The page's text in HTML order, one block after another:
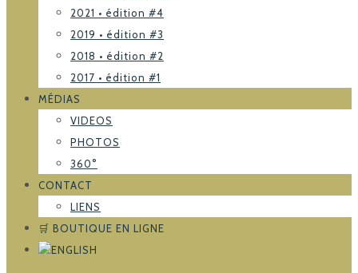
2021 • édition #4
2019 • édition #3
2018 • édition #2
2017 • édition #1
MÉDIAS
VIDEOS
PHOTOS
360°
CONTACT
LIENS
🛒 BOUTIQUE EN LIGNE